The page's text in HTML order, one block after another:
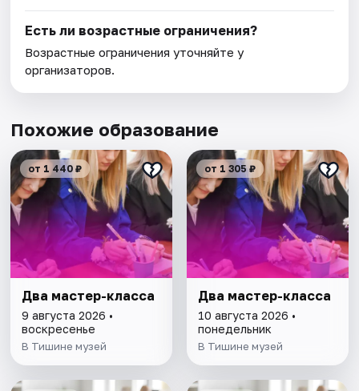
Есть ли возрастные ограничения?
Возрастные ограничения уточняйте у
организаторов.
Похожие образование
от 1 440 ₽
Два мастер-класса
9 августа 2026 •
воскресенье
В Тишине музей
от 1 305 ₽
Два мастер-класса
10 августа 2026 •
понедельник
В Тишине музей